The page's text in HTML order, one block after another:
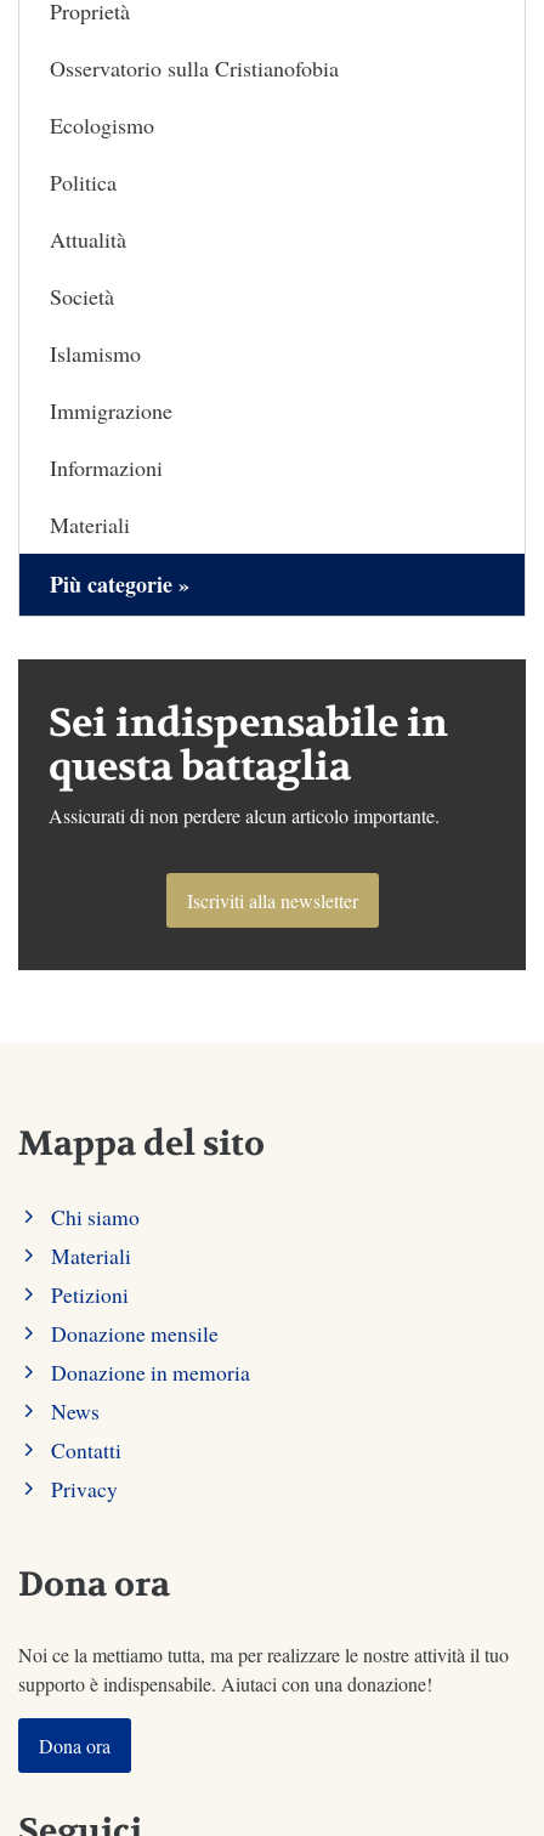
Proprietà
Osservatorio sulla Cristianofobia
Ecologismo
Politica
Attualità
Società
Islamismo
Immigrazione
Informazioni
Materiali
Più categorie »
Sei indispensabile in
questa battaglia
Assicurati di non perdere alcun articolo importante.
Iscriviti alla newsletter
Mappa del sito
Chi siamo
Materiali
Petizioni
Donazione mensile
Donazione in memoria
News
Contatti
Privacy
Dona ora
Noi ce la mettiamo tutta, ma per realizzare le nostre attività il tuo
supporto è indispensabile. Aiutaci con una donazione!
Dona ora